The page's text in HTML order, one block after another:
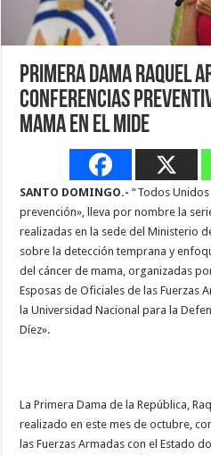
Primera Dama Raquel
conferencias
Mama en el MIDE
SANTO DOMINGO.- “Todos
prevención», lleva por nombre la
realizadas en la sede del Ministerio
sobre la detección temprana y
del cáncer de mama, organizadas
Esposas de Oficiales de las Fuerzas
la Universidad Nacional para la
Díez».
La Primera Dama de la República,
realizado en este mes de octubre,
las Fuerzas Armadas con el Estado